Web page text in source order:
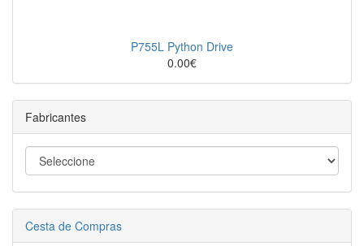
P755L Python Drive
0.00€
Fabricantes
Cesta de Compras